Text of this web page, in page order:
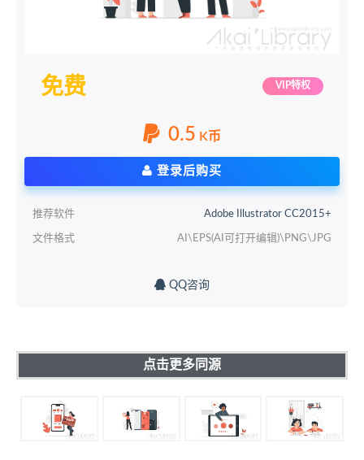
免费 VIP特权
0.5 K币
登录后购买
推荐软件 Adobe Illustrator CC2015+
文件格式 AI\EPS(AI可打开编辑)\PNG\JPG
QQ咨询
点击更多同源